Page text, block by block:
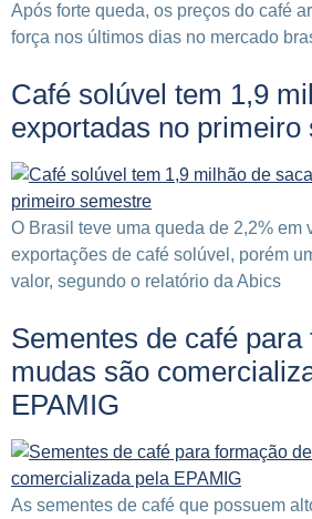
Após forte queda, os preços do café
força nos últimos dias no mercado
Café solúvel tem 1,9
exportadas no primeiro
O Brasil teve uma queda de 2,2% em
exportações de café solúvel, porém
valor, segundo o relatório da Abics
Sementes de café
mudas são
EPAMIG
As sementes de café que possuem